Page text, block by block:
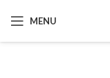
MENU